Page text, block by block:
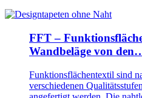
FFT –
Wandbeläge von
Funktionsflächentextil sind
verschiedenen